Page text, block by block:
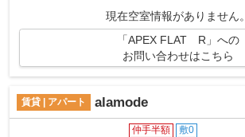
現在空室情報がありません。
「APEX FLAT R」への
お問い合わせはこちら
賃貸 | アパート alamode
仲手半額 敷0